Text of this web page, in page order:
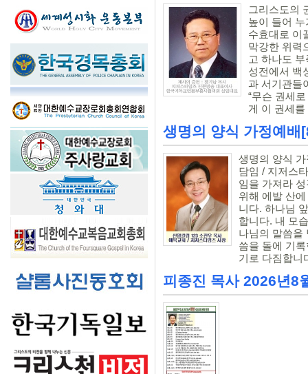
그리스도의
높이 들어
수효대로 이
막강한 위력
고 하나도
성전에서 백
과 서기관들
“무슨 권세
게 이 권세
생명의 양식 가정예배
생명의 양식
담임 / 지저스
임을 가져라
위해 에발 산
니다. 하나님
합니다. 내 모
나님의 말씀을
씀을 돌에 기
기로 다짐합니
피종진 목사 2026년8